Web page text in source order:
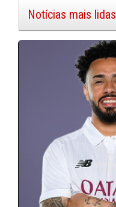
Notícias mais lidas